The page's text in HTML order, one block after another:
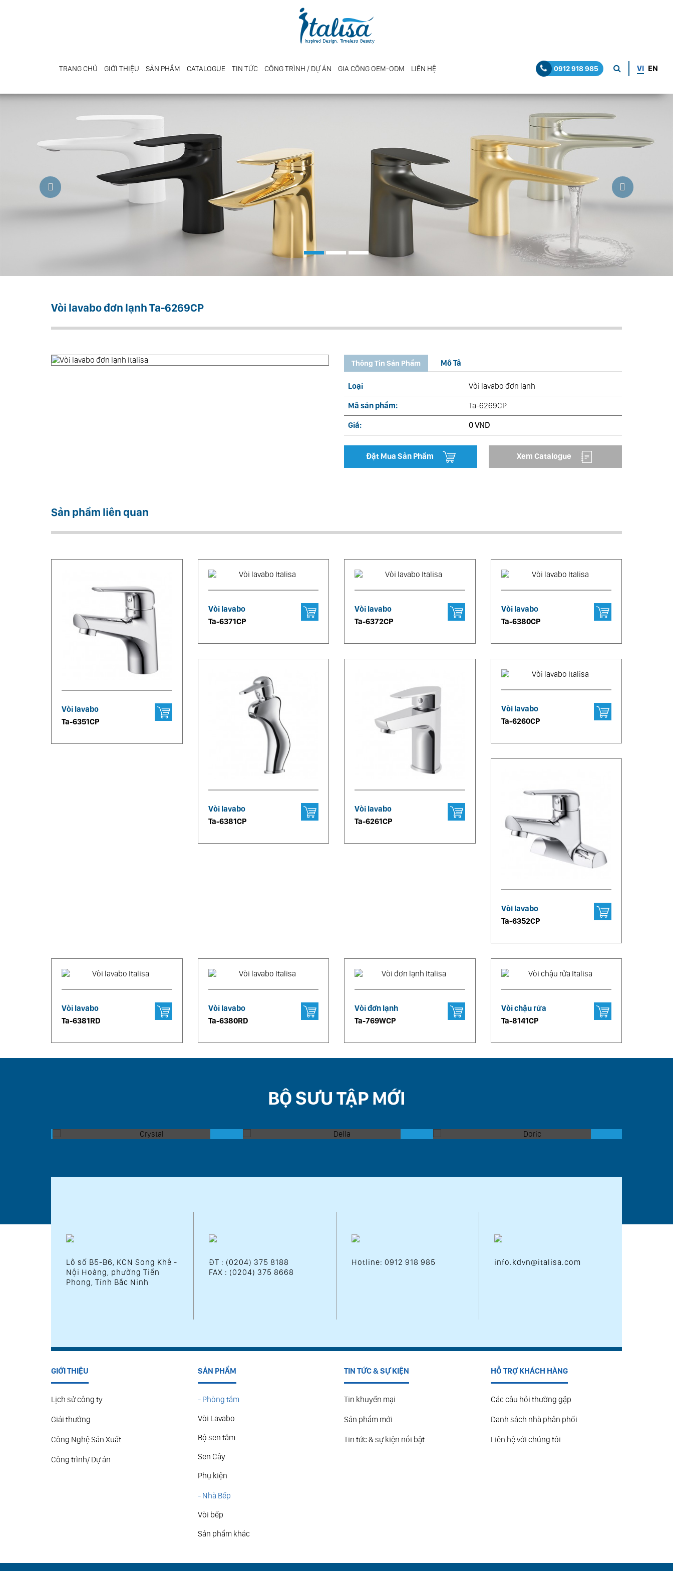
TRANG CHỦ GIỚI THIỆU SẢN PHẨM CATALOGUE TIN TỨC CÔNG TRÌNH / DỰ ÁN GIA CÔNG OEM-ODM LIÊN HỆ VI EN
0912 918 985
Previous
Vòi lavabo đơn lạnh Ta-6269CP
Thông Tin Sản Phẩm Mô Tả
Loại Vòi lavabo đơn lạnh
Mã sản phẩm: Ta-6269CP
Giá: 0 VND
Đặt Mua Sản Phẩm Xem Catalogue
Sản phẩm liên quan
Vòi lavabo
Ta-6351CP
Vòi lavabo
Ta-6371CP
Vòi lavabo
Ta-6372CP
Vòi lavabo
Ta-6380CP
Vòi lavabo
Ta-6381CP
Vòi lavabo
Ta-6261CP
Vòi lavabo
Ta-6260CP
Vòi lavabo
Ta-6352CP
Vòi lavabo
Ta-6381RD
Vòi lavabo
Ta-6380RD
Vòi đơn lạnh
Ta-769WCP
Vòi chậu rửa
Ta-8141CP
BỘ SƯU TẬP MỚI
Lô số B5-B6, KCN Song Khê -
Nội Hoàng, phường Tiền
Phong, Tỉnh Bắc Ninh
ĐT : (0204) 375 8188
FAX : (0204) 375 8668
Hotline: 0912 918 985 info.kdvn@italisa.com
GIỚI THIỆU
Lịch sử công ty
Giải thưởng
Công Nghệ Sản Xuất
Công trình/ Dự án
SẢN PHẨM
- Phòng tắm
Vòi Lavabo
Bộ sen tắm
Sen Cây
Phụ kiện
- Nhà Bếp
Vòi bếp
Sản phẩm khác
TIN TỨC & SỰ KIỆN
Tin khuyến mại
Sản phẩm mới
Tin tức & sự kiện nổi bật
HỖ TRỢ KHÁCH HÀNG
Các câu hỏi thường gặp
Danh sách nhà phân phối
Liên hệ với chúng tôi